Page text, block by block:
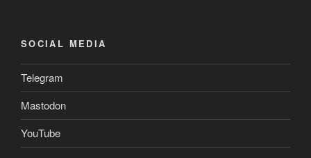
SOCIAL MEDIA
Telegram
Mastodon
YouTube